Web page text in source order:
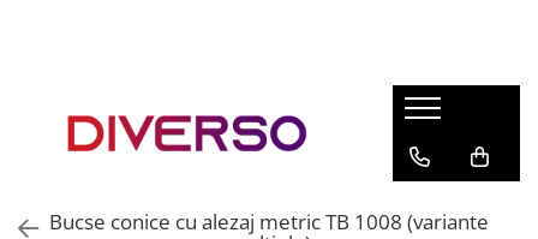
Bucse conice cu alezaj metric TB 1008 (variante